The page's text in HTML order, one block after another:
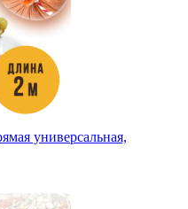
универсальная,